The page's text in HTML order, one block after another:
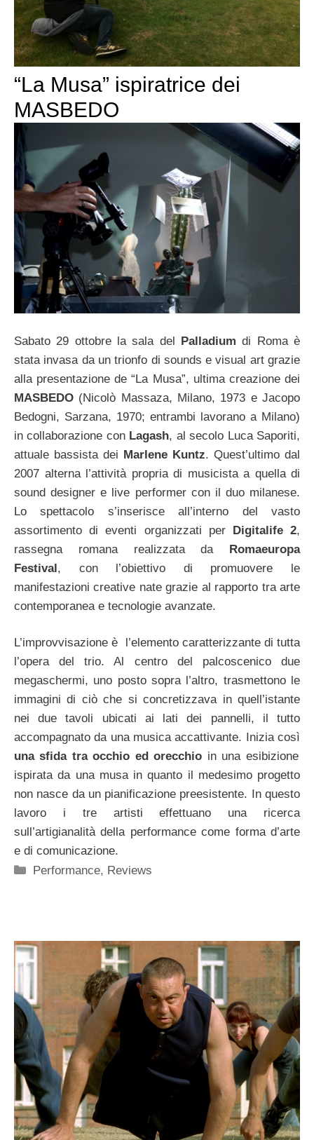
“La Musa” ispiratrice dei
MASBEDO
Sabato 29 ottobre la sala del Palladium di Roma è
stata invasa da un trionfo di sounds e visual art grazie
alla presentazione de “La Musa”, ultima creazione dei
MASBEDO (Nicolò Massaza, Milano, 1973 e Jacopo
Bedogni, Sarzana, 1970; entrambi lavorano a Milano)
in collaborazione con Lagash, al secolo Luca Saporiti,
attuale bassista dei Marlene Kuntz. Quest’ultimo dal
2007 alterna l’attività propria di musicista a quella di
sound designer e live performer con il duo milanese.
Lo spettacolo s’inserisce all’interno del vasto
assortimento di eventi organizzati per Digitalife 2,
rassegna romana realizzata da Romaeuropa
Festival, con l’obiettivo di promuovere le
manifestazioni creative nate grazie al rapporto tra arte
contemporanea e tecnologie avanzate.
L’improvvisazione è l’elemento caratterizzante di tutta
l’opera del trio. Al centro del palcoscenico due
megaschermi, uno posto sopra l’altro, trasmettono le
immagini di ciò che si concretizzava in quell’istante
nei due tavoli ubicati ai lati dei pannelli, il tutto
accompagnato da una musica accattivante. Inizia così
una sfida tra occhio ed orecchio in una esibizione
ispirata da una musa in quanto il medesimo progetto
non nasce da un pianificazione preesistente. In questo
lavoro i tre artisti effettuano una ricerca
sull’artigianalità della performance come forma d’arte
e di comunicazione.
Categorie
Performance, Reviews